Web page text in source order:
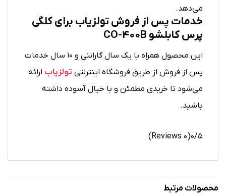
می‌دهد.
خدمات پس از فروش تولزیاب برای کلگی
پرس کابلشو CO-400B
این محصول همراه با یک سال گارانتی و ۱۰ سال خدمات
پس از فروش از طریق فروشگاه اینترنتی تولزیاب ارائه
می‌شود تا خریدی مطمئن و با خیال آسوده داشته
باشید.
۰/۵(۰ Reviews)
محصولات مرتبط